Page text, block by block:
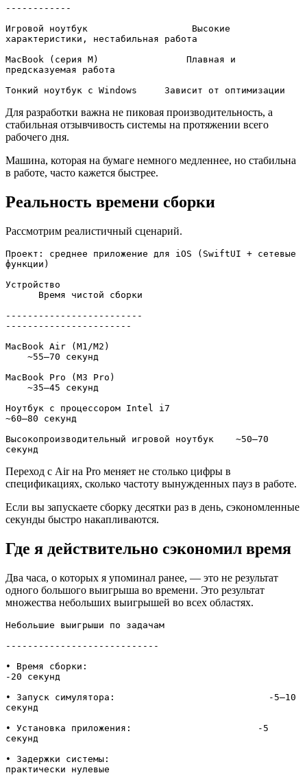
------------
Игровой ноутбук                   Высокие
характеристики, нестабильная работа
MacBook (серия M)                Плавная и
предсказуемая работа
Тонкий ноутбук с Windows     Зависит от оптимизации
Для разработки важна не пиковая производительность, а
стабильная отзывчивость системы на протяжении всего
рабочего дня.
Машина, которая на бумаге немного медленнее, но стабильна
в работе, часто кажется быстрее.
Реальность времени сборки
Рассмотрим реалистичный сценарий.
Проект: среднее приложение для iOS (SwiftUI + сетевые
функции)
Устройство
Время чистой сборки
-------------------------
-----------------------
MacBook Air (M1/M2)
~55–70 секунд
MacBook Pro (M3 Pro)
~35–45 секунд
Ноутбук с процессором Intel i7
~60–80 секунд
Высокопроизводительный игровой ноутбук    ~50–70
секунд
Переход с Air на Pro меняет не столько цифры в
спецификациях, сколько частоту вынужденных пауз в работе.
Если вы запускаете сборку десятки раз в день, сэкономленные
секунды быстро накапливаются.
Где я действительно сэкономил время
Два часа, о которых я упоминал ранее, — это не результат
одного большого выигрыша во времени. Это результат
множества небольших выигрышей во всех областях.
Небольшие выигрыши по задачам
----------------------------
• Время сборки:
-20 секунд
• Запуск симулятора:                            -5–10
секунд
• Установка приложения:                       -5
секунд
• Задержки системы:
практически нулевые